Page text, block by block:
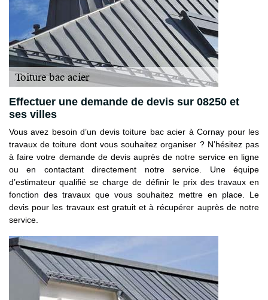
Effectuer une demande de devis sur 08250 et
ses villes
Vous avez besoin d’un devis toiture bac acier à Cornay pour les
travaux de toiture dont vous souhaitez organiser ? N’hésitez pas
à faire votre demande de devis auprès de notre service en ligne
ou en contactant directement notre service. Une équipe
d’estimateur qualifié se charge de définir le prix des travaux en
fonction des travaux que vous souhaitez mettre en place. Le
devis pour les travaux est gratuit et à récupérer auprès de notre
service.